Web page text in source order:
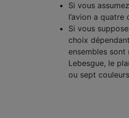
Si vous
l’avion a quatre
Si vous
choix
ensembles sont
Lebesgue, le
ou sept